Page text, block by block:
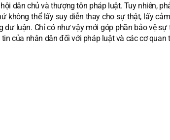
dân chủ và thượng tôn pháp luật. Tuy nhiên,
không thể lấy suy diễn thay cho sự thật, lấy
luận. Chỉ có như vậy mới góp phần bảo vệ
của nhân dân đối với pháp luật và các cơ quan